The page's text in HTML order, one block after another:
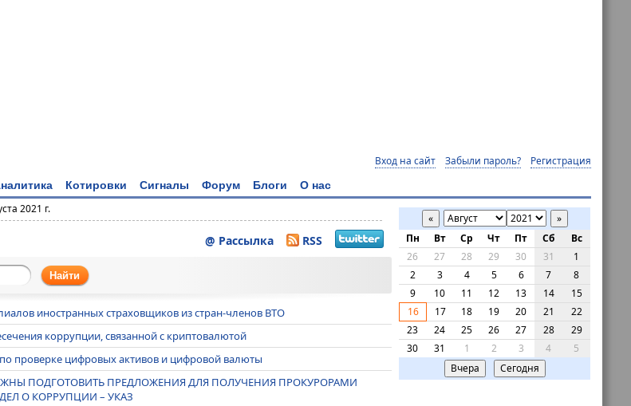
Вход на сайт Забыли пароль? Регистрация
Котировки Сигналы Форум Блоги О нас
2021 г.
@ Рассылка RSS
Найти
иностранных страховщиков из стран-членов ВТО
коррупции, связанной с криптовалютой
проверке цифровых активов и цифровой валюты
ПОДГОТОВИТЬ ПРЕДЛОЖЕНИЯ ДЛЯ ПОЛУЧЕНИЯ ПРОКУРОРАМИ
О КОРРУПЦИИ – УКАЗ
«
»
Пн
Вт Ср Чт Пт Сб
Вс
26
27 28 29 30 31
1
2
3 4 5 6 7
8
9
10 11 12 13 14
15
16
17 18 19 20 21
22
23
24 25 26 27 28
29
30
31 1 2 3 4
5
Вчера
Сегодня